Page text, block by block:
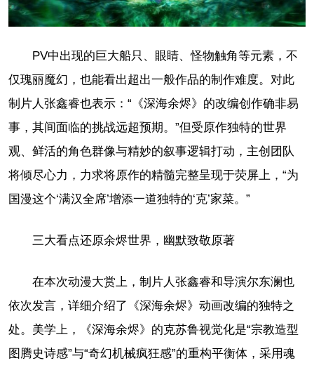
PV中出现的巨大船只、眼睛、怪物触角等元素，不
仅瑰丽魔幻，也能看出超出一般作品的制作难度。对此
制片人张鑫睿也表示：“《深海余烬》的改编创作确非易
事，其间面临的挑战远超预期。”但受原作独特的世界
观、鲜活的角色群像与精妙的叙事逻辑打动，主创团队
将倾尽心力，力求将原作的精髓完整呈现于荧屏上，“为
国漫这个‘满汉全席’增添一道独特的‘克’家菜。”
三大看点还原余烬世界，幽默致敬原著
在本次动漫大赏上，制片人张鑫睿和导演尔东澜也
依次发言，详细介绍了《深海余烬》动画改编的独特之
处。美学上，《深海余烬》的克苏鲁视觉化是“宗教造型
图腾史诗感”与“奇幻机械疯狂感”的重构平衡体，采用魂